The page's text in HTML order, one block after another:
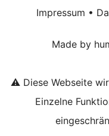
Impressum •
Made by
⚠️ Diese Webseite
Einzelne